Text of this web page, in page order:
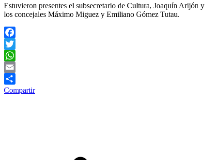
Estuvieron presentes el subsecretario de Cultura, Joaquín Arijón y
los concejales Máximo Miguez y Emiliano Gómez Tutau.
Facebook
Twitter
WhatsApp
Email
Compartir